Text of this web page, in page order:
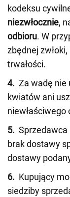
kodeksu
niezwłocznie,
odbioru. W
zbędnej
trwałości.
4. Za wadę nie
kwiatów ani
niewłaściwego
5. Sprzedawca
brak dostawy
dostawy
6. Kupujący
siedziby